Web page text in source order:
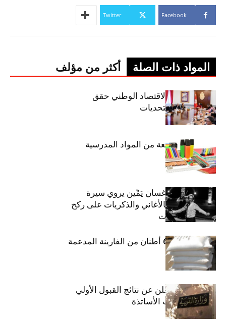
Facebook
Twitter
المواد ذات الصلة أكثر من مؤلف
وزيرة المالية: الاقتصاد الوطني حقق
مكاسب رغم التحديات
حجز 1926 قطعة من المواد المدرسية
الفنان اللبناني غسان يَمِّين يروي سيرة
شارل أزنافور بالأغاني والذكريات على ركح
مسرح الحمامات
منوبة: حجز 6،3 أطنان من الفارينة المدعمة
وزارة التربية تعلن عن نتائج القبول الأولي
لمناظرة انتداب الأساتذة